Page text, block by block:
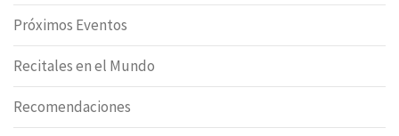
Próximos Eventos
Recitales en el Mundo
Recomendaciones